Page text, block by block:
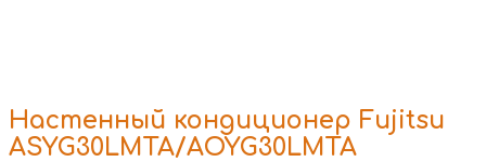
Настенный кондиционер Fujitsu
ASYG30LMTA/AOYG30LMTA